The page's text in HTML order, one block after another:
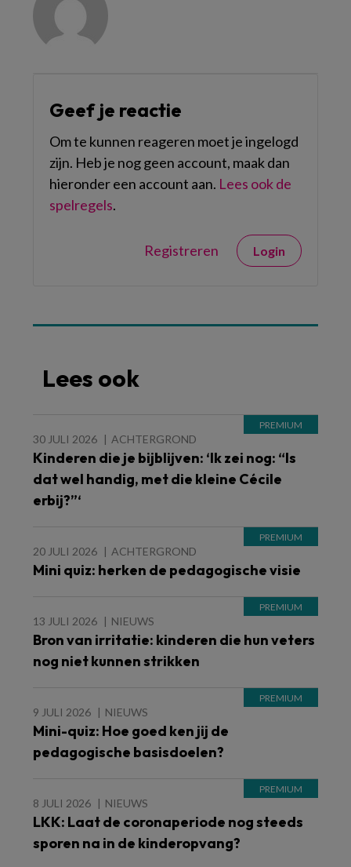
Geef je reactie
Om te kunnen reageren moet je ingelogd
zijn. Heb je nog geen account, maak dan
hieronder een account aan. Lees ook de
spelregels.
Registreren Login
Lees ook
30 JULI 2026 ACHTERGROND
Kinderen die je bijblijven: ‘Ik zei nog: “Is
dat wel handig, met die kleine Cécile
erbij?”‘
20 JULI 2026 ACHTERGROND
Mini quiz: herken de pedagogische visie
13 JULI 2026 NIEUWS
Bron van irritatie: kinderen die hun veters
nog niet kunnen strikken
9 JULI 2026 NIEUWS
Mini-quiz: Hoe goed ken jij de
pedagogische basisdoelen?
8 JULI 2026 NIEUWS
LKK: Laat de coronaperiode nog steeds
sporen na in de kinderopvang?